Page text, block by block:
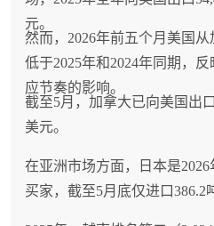
元。
然而，2026年前五个月美国
低于2025年和2024年同期，
应节奏的影响。
截至5月，加拿大已向美国出
美元。
在亚洲市场方面，日本是
买家，截至5月底仅进口386.2